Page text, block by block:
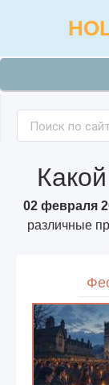
02 февраля
различные